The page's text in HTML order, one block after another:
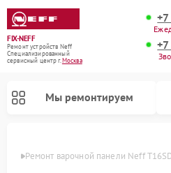
FIX-NEFF
Ремонт устройств Neff
Специализированный
cервисный центр г.Москва
Мы ремонтируем
Ремонт варочной панели Neff